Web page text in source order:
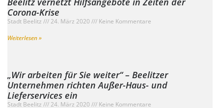
Corona-Krise
Stadt Beelitz 24. März 2020
Keine Kommentare
Weiterlesen »
„Wir arbeiten für Sie weiter“ – Beelitzer
Unternehmen richten Außer-Haus- und
Lieferservices ein
Stadt Beelitz 24. März 2020
Keine Kommentare